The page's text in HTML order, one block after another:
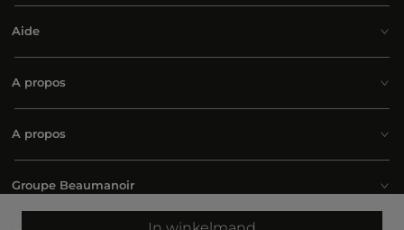
Aide
A propos
A propos
Groupe Beaumanoir